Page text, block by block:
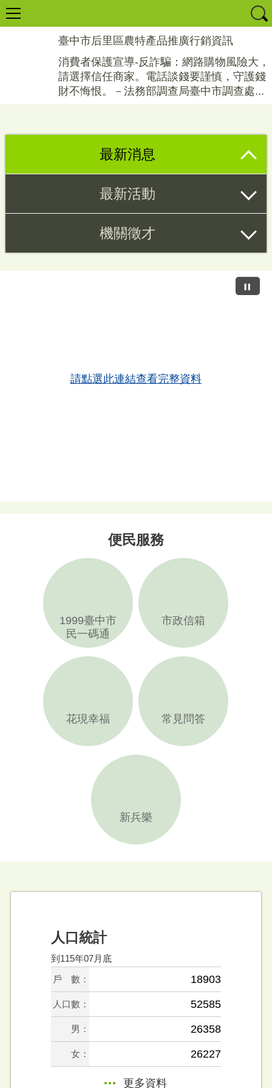
臺中市后里區農特產品推廣行銷資訊
消費者保護宣導-反詐騙：網路購物風險大，
請選擇信任商家。電話談錢要謹慎，守護錢
財不悔恨。－法務部調查局臺中市調查處...
最新消息
最新活動
機關徵才
請點選此連結查看完整資料
便民服務
1999臺中市
民一碼通
市政信箱
花現幸福 常見問答
新兵樂
人口統計
到115年07月底
戶 數：
18903
人口數： 52585
男： 26358
女： 26227
更多資料